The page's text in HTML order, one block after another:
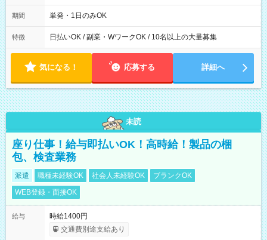
00～20：00
期間 単発・1日のみOK
特徴 日払いOK / 副業・WワークOK / 10名以上の大量募集
気になる！ 応募する 詳細へ
未読
座り仕事！給与即払いOK！高時給！製品の梱
包、検査業務
派遣 職種未経験OK 社会人未経験OK
ブランクOK
WEB登録・面接OK
給与
時給1400円
交通費別途支給あり